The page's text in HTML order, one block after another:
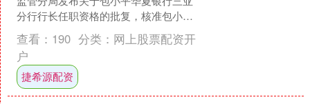
分行行长任职资格的批复，核准包小平
华夏银行三亚分行行长的任职资格。....
查看： 190 分类： 网上股票配资开
户
捷希源配资